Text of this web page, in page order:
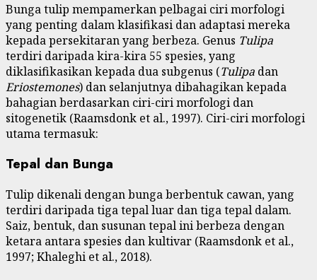
Bunga tulip mempamerkan pelbagai ciri morfologi
yang penting dalam klasifikasi dan adaptasi mereka
kepada persekitaran yang berbeza. Genus Tulipa
terdiri daripada kira-kira 55 spesies, yang
diklasifikasikan kepada dua subgenus (Tulipa dan
Eriostemones) dan selanjutnya dibahagikan kepada
bahagian berdasarkan ciri-ciri morfologi dan
sitogenetik (Raamsdonk et al., 1997). Ciri-ciri morfologi
utama termasuk:
Tepal dan Bunga
Tulip dikenali dengan bunga berbentuk cawan, yang
terdiri daripada tiga tepal luar dan tiga tepal dalam.
Saiz, bentuk, dan susunan tepal ini berbeza dengan
ketara antara spesies dan kultivar (Raamsdonk et al.,
1997; Khaleghi et al., 2018).